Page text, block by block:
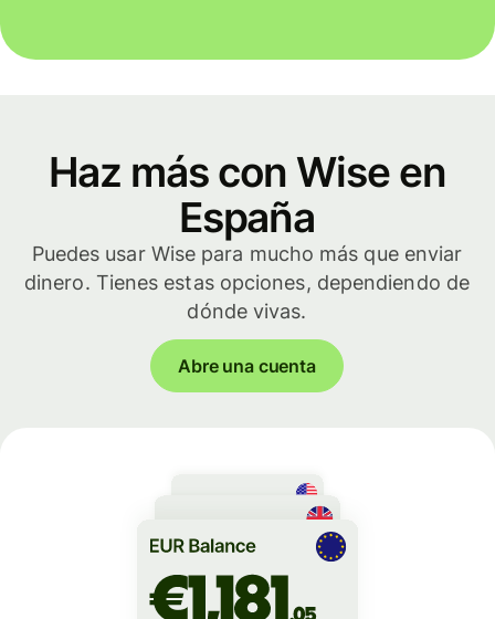
Haz más con Wise en
España
Puedes usar Wise para mucho más que enviar
dinero. Tienes estas opciones, dependiendo de
dónde vivas.
Abre una cuenta